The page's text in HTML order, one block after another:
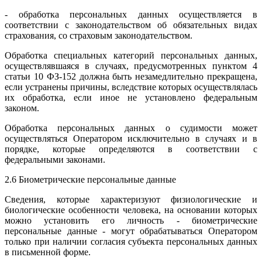
- обработка персональных данных осуществляется в
соответствии с законодательством об обязательных видах
страхования, со страховым законодательством.
Обработка специальных категорий персональных данных,
осуществлявшаяся в случаях, предусмотренных пунктом 4
статьи 10 ФЗ-152 должна быть незамедлительно прекращена,
если устранены причины, вследствие которых осуществлялась
их обработка, если иное не установлено федеральным
законом.
Обработка персональных данных о судимости может
осуществляться Оператором исключительно в случаях и в
порядке, которые определяются в соответствии с
федеральными законами.
2.6 Биометрические персональные данные
Сведения, которые характеризуют физиологические и
биологические особенности человека, на основании которых
можно установить его личность - биометрические
персональные данные - могут обрабатываться Оператором
только при наличии согласия субъекта персональных данных
в письменной форме.